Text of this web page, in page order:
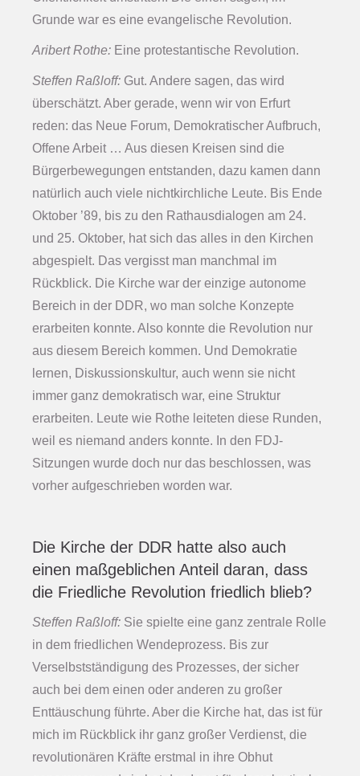
Grunde war es eine evangelische Revolution.
Aribert Rothe: Eine protestantische Revolution.
Steffen Raßloff: Gut. Andere sagen, das wird
überschätzt. Aber gerade, wenn wir von Erfurt
reden: das Neue Forum, Demokratischer Aufbruch,
Offene Arbeit … Aus diesen Kreisen sind die
Bürgerbewegungen entstanden, dazu kamen dann
natürlich auch viele nichtkirchliche Leute. Bis Ende
Oktober ’89, bis zu den Rathausdialogen am 24.
und 25. Oktober, hat sich das alles in den Kirchen
abgespielt. Das vergisst man manchmal im
Rückblick. Die Kirche war der einzige autonome
Bereich in der DDR, wo man solche Konzepte
erarbeiten konnte. Also konnte die Revolution nur
aus diesem Bereich kommen. Und Demokratie
lernen, Diskussionskultur, auch wenn sie nicht
immer ganz demokratisch war, eine Struktur
erarbeiten. Leute wie Rothe leiteten diese Runden,
weil es niemand anders konnte. In den FDJ-
Sitzungen wurde doch nur das beschlossen, was
vorher aufgeschrieben worden war.
Die Kirche der DDR hatte also auch
einen maßgeblichen Anteil daran, dass
die Friedliche Revolution friedlich blieb?
Steffen Raßloff: Sie spielte eine ganz zentrale Rolle
in dem friedlichen Wendeprozess. Bis zur
Verselbstständigung des Prozesses, der sicher
auch bei dem einen oder anderen zu großer
Enttäuschung führte. Aber die Kirche hat, das ist für
mich im Rückblick ihr ganz großer Verdienst, die
revolutionären Kräfte erstmal in ihre Obhut